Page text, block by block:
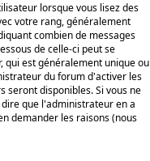
lorsque vous lisez des
votre rang, généralement
combien de messages
de celle-ci peut se
qui est généralement unique ou
du forum d'activer les
seront disponibles. Si vous ne
que l'administrateur en a
demander les raisons (nous